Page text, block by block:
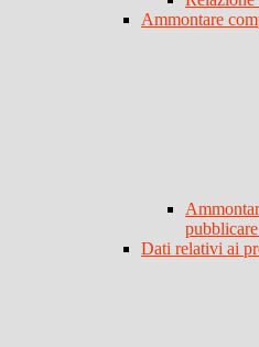
Ammontare
Dati relativi ai